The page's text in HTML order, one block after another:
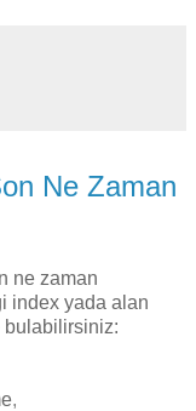
Ne Zaman
ne zaman
index yada alan
bulabilirsiniz:
,